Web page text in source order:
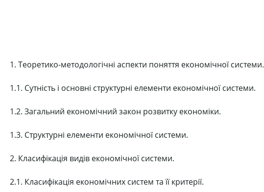
1. Теоретико-методологічні аспекти поняття економічної системи.
1.1. Сутність і основні структурні елементи економічної системи.
1.2. Загальний економічний закон розвитку економіки.
1.3. Структурні елементи економічної системи.
2. Класифікація видів економічної системи.
2.1. Класифікація економічних систем та її критерії.